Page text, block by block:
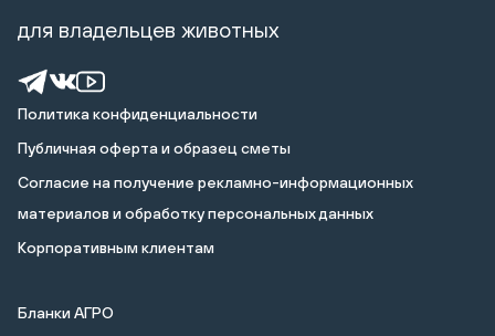
Политика конфиденциальности
Публичная оферта и образец сметы
Cогласие на получение рекламно-информационных
материалов и обработку персональных данных
Корпоративным клиентам
Бланки АГРО
для владельцев животных